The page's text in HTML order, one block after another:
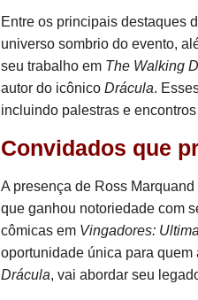
Entre os principais destaques
universo sombrio do evento,
seu trabalho em The Walking
autor do icônico Drácula.
incluindo palestras e
Convidados que
A presença de Ross
que ganhou notoriedade com
cômicas em Vingadores:
oportunidade única para
Drácula, vai abordar seu